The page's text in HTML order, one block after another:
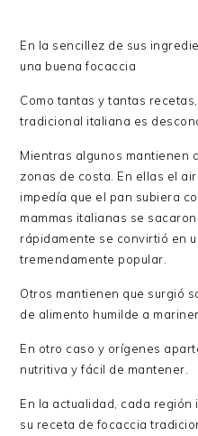
En la sencillez de sus
una buena focaccia
Como tantas y tantas
tradicional italiana es
Mientras algunos mantienen
zonas de costa. En ellas el
impedía que el pan subiera
mammas italianas se
rápidamente se convirtió en
tremendamente popular.
Otros mantienen que surgió
de alimento humilde a
En otro caso y orígenes
nutritiva y fácil de mantener.
En la actualidad, cada
su receta de focaccia